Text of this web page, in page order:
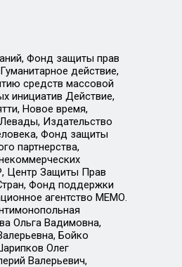
Фонд защиты прав
действие,
средств массовой
инициатив Действие,
Новое время,
Издательство
Фонд защиты
партнерства,
Центр Защиты Прав
Фонд поддержки
агентство МЕМО.
Ольга Вадимовна,
Бойко
Олег
Валерьевич,